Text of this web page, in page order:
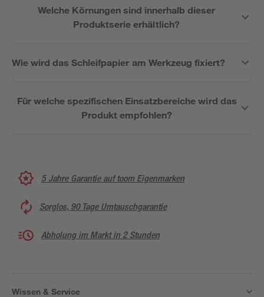
Welche Körnungen sind innerhalb dieser
Produktserie erhältlich?
Wie wird das Schleifpapier am Werkzeug fixiert?
Für welche spezifischen Einsatzbereiche wird das
Produkt empfohlen?
5 Jahre Garantie auf toom Eigenmarken
Sorglos, 90 Tage Umtauschgarantie
Abholung im Markt in 2 Stunden
Wissen & Service